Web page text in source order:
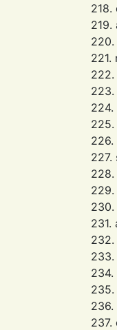
232.